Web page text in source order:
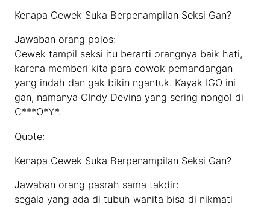
Kenapa Cewek Suka Berpenampilan Seksi Gan?
Jawaban orang polos:
Cewek tampil seksi itu berarti orangnya baik hati,
karena memberi kita para cowok pemandangan
yang indah dan gak bikin ngantuk. Kayak IGO ini
gan, namanya CIndy Devina yang sering nongol di
C***O*Y*.
Quote:
Kenapa Cewek Suka Berpenampilan Seksi Gan?
Jawaban orang pasrah sama takdir:
segala yang ada di tubuh wanita bisa di nikmati